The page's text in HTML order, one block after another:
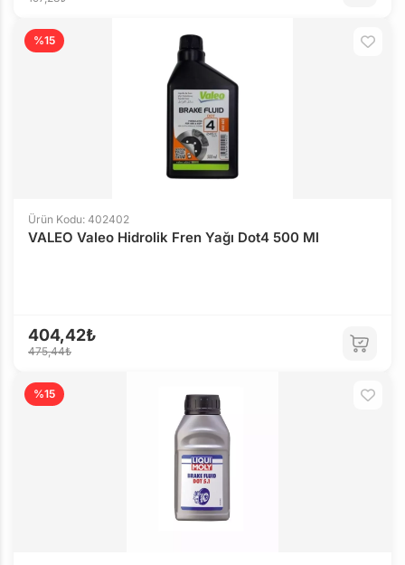
%15
Ürün Kodu: 402402
VALEO Valeo Hidrolik Fren Yağı Dot4 500 Ml
404,42₺
475,44₺
%15